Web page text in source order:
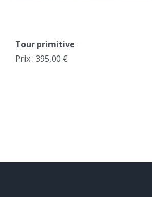
Tour primitive
Prix : 395,00 €